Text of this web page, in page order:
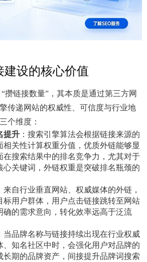
建设的核心价值
攒链接数量”，其本质是通过第三方网
传递网站的权威性、可信度与行业地
个维度：
提升 ：搜索引擎算法会根据链接来源的
相关性计算权重分值，优质外链能够显
在搜索结果中的排名竞争力，尤其对于
心关键词，外链权重是突破排名瓶颈的
来自行业垂直网站、权威媒体的外链，
标用户群体，用户点击链接跳转至网站
确的需求意向，转化效率远高于泛流
当品牌名称与链接持续出现在行业权威
、知名社区中时，会强化用户对品牌的
长期的品牌资产，间接提升品牌词搜索